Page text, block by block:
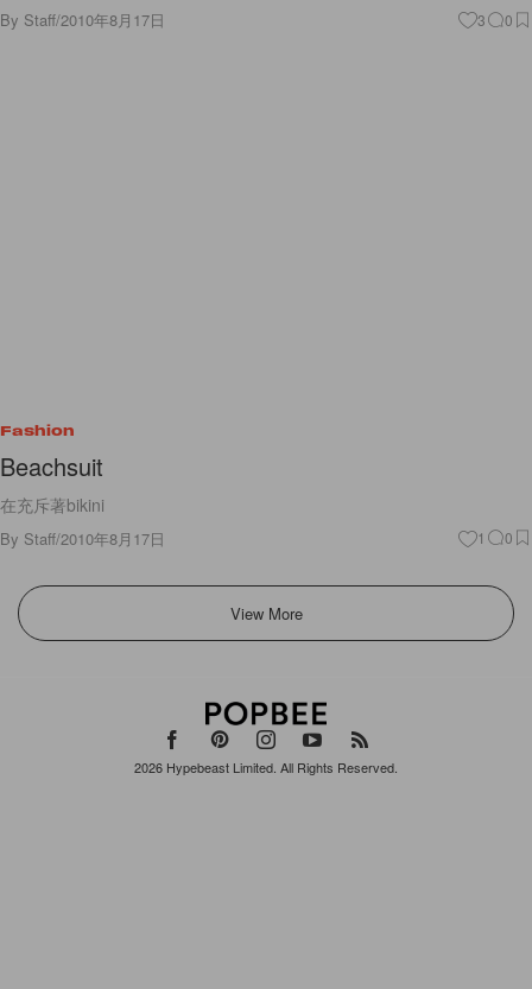
By Staff/2010年8月17日 3 0
Fashion
Beachsuit
在充斥著bikini
By Staff/2010年8月17日 1 0
View More
2026 Hypebeast Limited. All Rights Reserved.